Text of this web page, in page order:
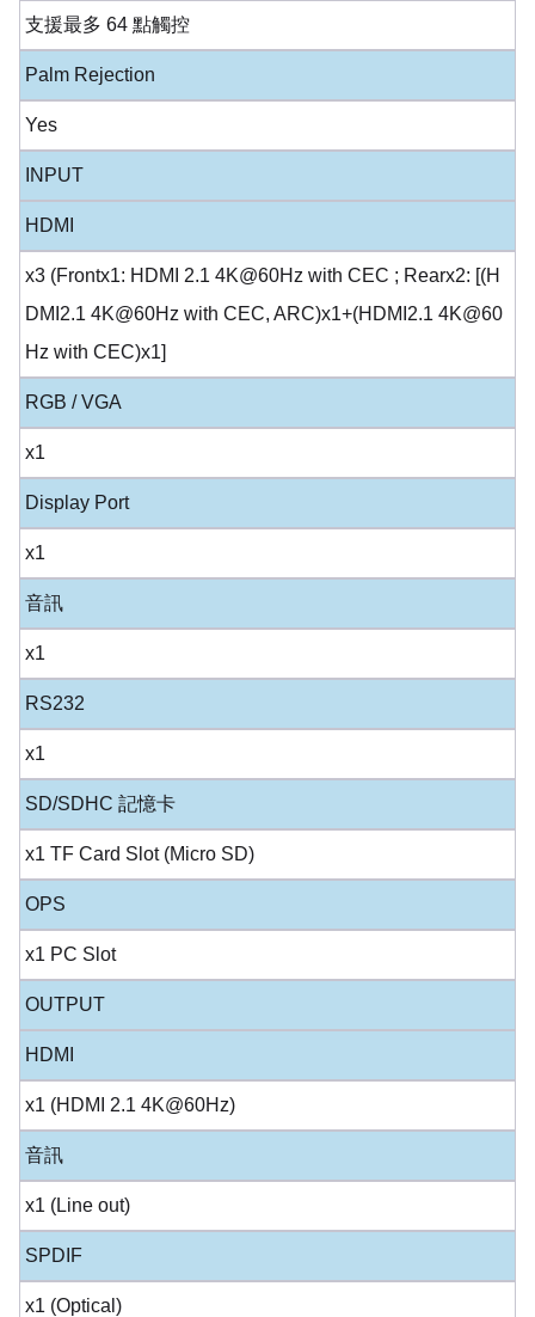
支援最多 64 點觸控
Palm Rejection
Yes
INPUT
HDMI
x3 (Frontx1: HDMI 2.1 4K@60Hz with CEC ; Rearx2: [(H
DMI2.1 4K@60Hz with CEC, ARC)x1+(HDMI2.1 4K@60
Hz with CEC)x1]
RGB / VGA
x1
Display Port
x1
音訊
x1
RS232
x1
SD/SDHC 記憶卡
x1 TF Card Slot (Micro SD)
OPS
x1 PC Slot
OUTPUT
HDMI
x1 (HDMI 2.1 4K@60Hz)
音訊
x1 (Line out)
SPDIF
x1 (Optical)